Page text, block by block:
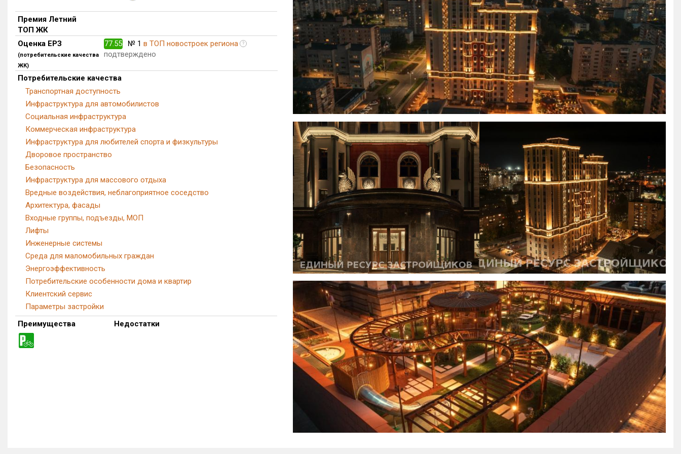
Премия Летний
ТОП ЖК
Оценка ЕРЗ
(потребительские качества
ЖК)
77.55 № 1 в ТОП новостроек региона ?
подтверждено
Потребительские качества
Транспортная доступность
Инфраструктура для автомобилистов
Социальная инфраструктура
Коммерческая инфраструктура
Инфраструктура для любителей спорта и физкультуры
Дворовое пространство
Безопасность
Инфраструктура для массового отдыха
Вредные воздействия, неблагоприятное соседство
Архитектура, фасады
Входные группы, подъезды, МОП
Лифты
Инженерные системы
Среда для маломобильных граждан
Энергоэффективность
Потребительские особенности дома и квартир
Клиентский сервис
Параметры застройки
Преимущества
Недостатки